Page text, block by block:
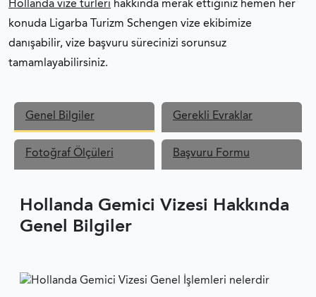
HOLLANDA VIZESI FORMLAR
SCHENGEN VIZESI BAŞVURU FORMU
Hollanda vize türleri hakkında merak ettiğiniz hemen her
konuda Ligarba Turizm Schengen vize ekibimize
danışabilir, vize başvuru sürecinizi sorunsuz
tamamlayabilirsiniz.
Genel Bilgiler Gerekli Evraklar
Fotoğraf Ölçüleri Başvuru Formu
Hollanda Gemici Vizesi Hakkında
Genel Bilgiler